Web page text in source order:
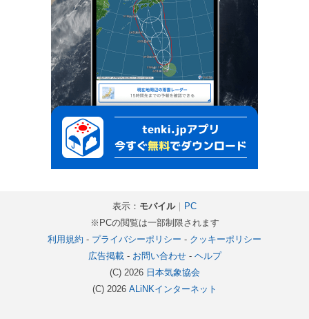
表示： モバイル｜ PC
※PCの閲覧は一部制限されます
利用規約 - プライバシーポリシー - クッキーポリシー
広告掲載- お問い合わせ- ヘルプ
(C) 2026 日本気象協会
(C) 2026 ALiNKインターネット